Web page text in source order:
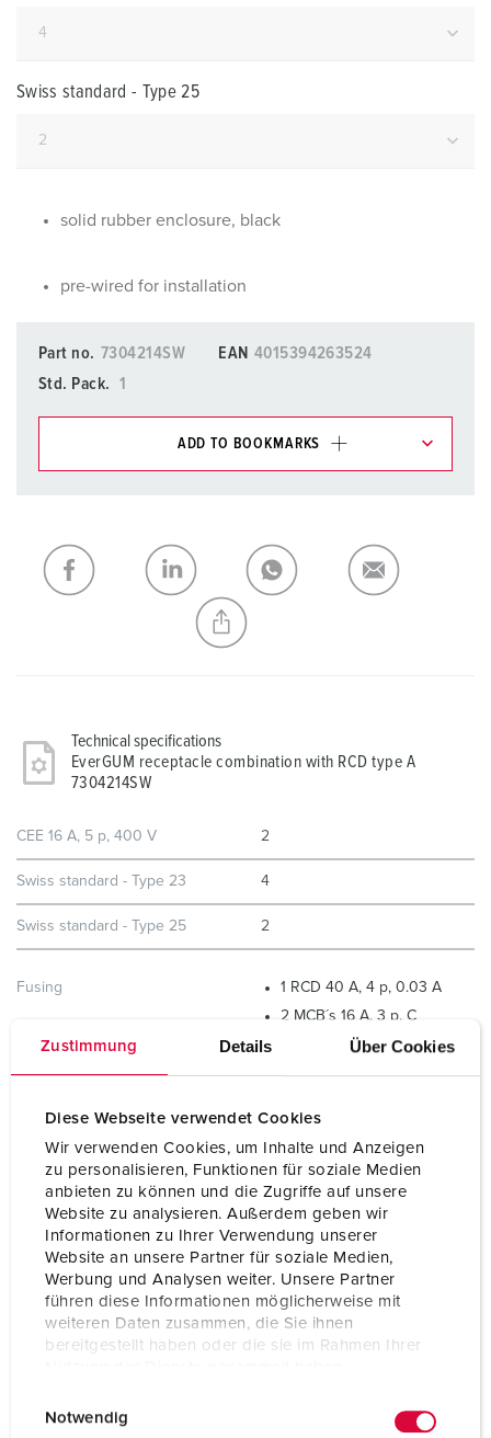
Zustimmung Details Über Cookies
Diese Webseite verwendet Cookies
Wir verwenden Cookies, um Inhalte und Anzeigen
zu personalisieren, Funktionen für soziale Medien
anbieten zu können und die Zugriffe auf unsere
Website zu analysieren. Außerdem geben wir
Informationen zu Ihrer Verwendung unserer
Website an unsere Partner für soziale Medien,
Werbung und Analysen weiter. Unsere Partner
führen diese Informationen möglicherweise mit
weiteren Daten zusammen, die Sie ihnen
bereitgestellt haben oder die sie im Rahmen Ihrer
Notwendig
Swiss standard - Type 25
solid rubber enclosure, black
pre-wired for installation
Part no. 7304214SW EAN 4015394263524
Std. Pack.
1
ADD TO BOOKMARKS
My list ADD
CREATE A NEW LIST
Technical specifications
EverGUM receptacle combination with RCD type A
7304214SW
CEE 16 A, 5 p, 400 V 2
Swiss standard - Type 23 4
Swiss standard - Type 25 2
Fusing
1 RCD 40 A, 4 p, 0.03 A
2 MCB´s 16 A, 3 p, C
2 MCB´s 16 A, 1 p, C
40 A
0.95
Connection/feeder cable for 1 cable up to 5 x 16 mm²
Protection type IP44
Enclosure material Solid rubber